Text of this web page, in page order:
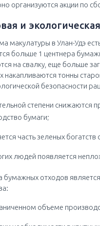
организуются акции по
и
макулатуры в Улан-Удэ
больше 1 центнера
на свалку, еще больше
накапливаются тонны
безопасности
степени
бумаги;
часть зеленых богатств
людей появляется
бумажных отходов
объеме